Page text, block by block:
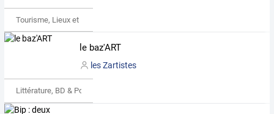
Tourisme, Lieux et Événements
le baz'ART
les Zartistes
Littérature, BD & Poésie